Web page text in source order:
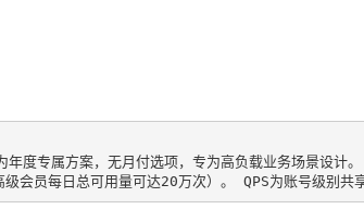
度专属方案，无月付选项，专为高负载业务场景设计。
员每日总可用量可达20万次）。 QPS为账号级别共